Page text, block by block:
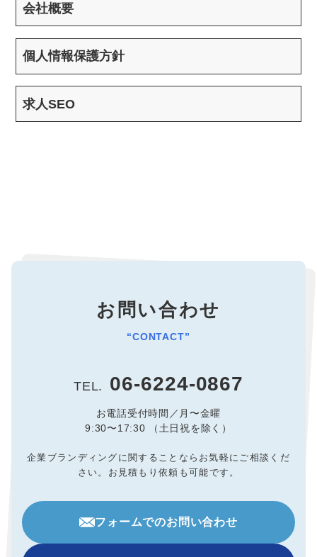
会社概要
個人情報保護方針
求人SEO
お問い合わせ
“CONTACT”
TEL. 06-6224-0867
お電話受付時間／月〜金曜
9:30〜17:30 （土日祝を除く）
企業ブランディングに関することならお気軽にご相談くだ
さい。 お見積もり依頼も可能です。
フォームでのお問い合わせ